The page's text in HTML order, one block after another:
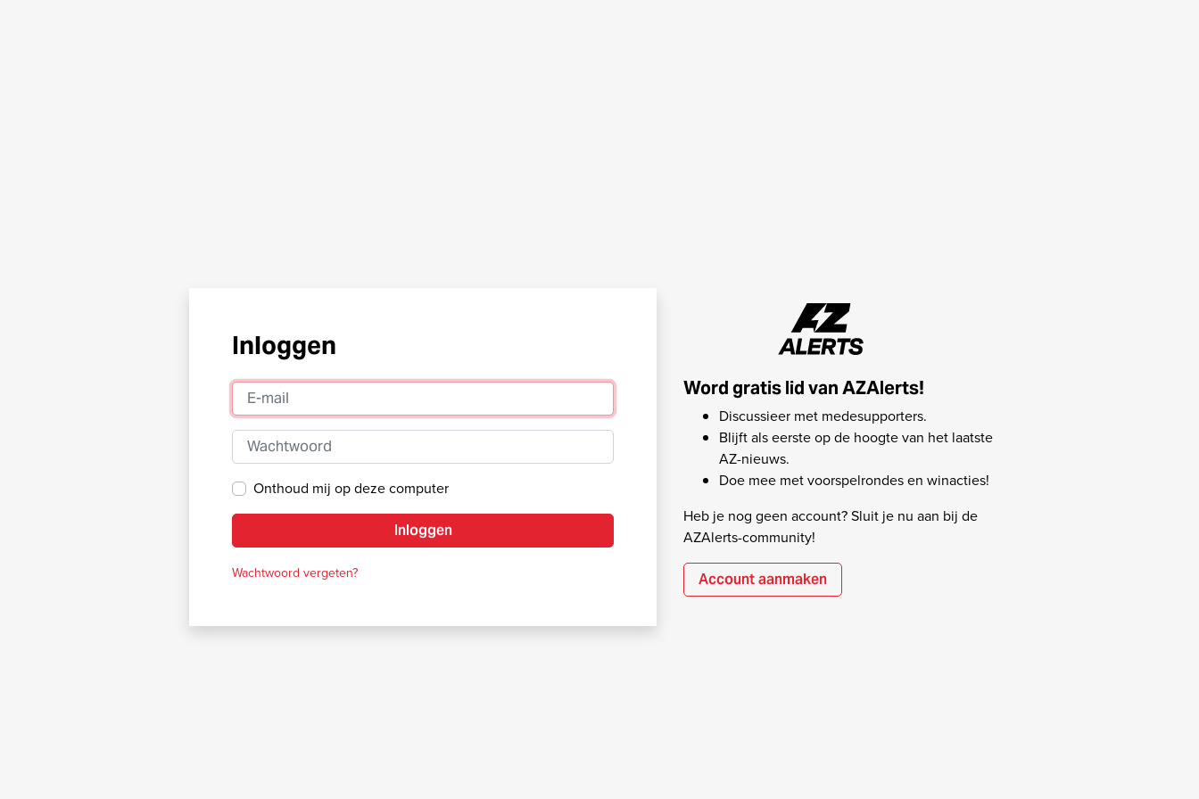
Inloggen
E-mail
Wachtwoord
Onthoud mij op deze computer
Inloggen
Wachtwoord vergeten?
Word gratis lid van AZAlerts!
Discussieer met medesupporters.
Blijft als eerste op de hoogte van het laatste
AZ-nieuws.
Doe mee met voorspelrondes en winacties!
Heb je nog geen account? Sluit je nu aan bij de
AZAlerts-community!
Account aanmaken